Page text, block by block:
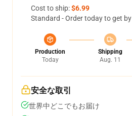
Cost to ship:$6.99
Standard - Order today to get by
Production
Today
Shipping
Aug. 11
安全な取引
世界中どこでもお届け